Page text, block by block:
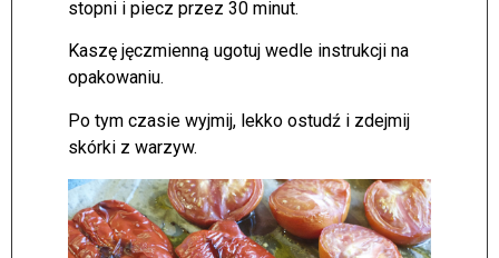
stopni i piecz przez 30 minut.
Kaszę jęczmienną ugotuj wedle instrukcji na
opakowaniu.
Po tym czasie wyjmij, lekko ostudź i zdejmij
skórki z warzyw.